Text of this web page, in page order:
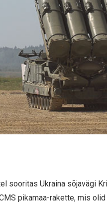
sooritas Ukraina sõjavägi
pikamaa-rakette, mis